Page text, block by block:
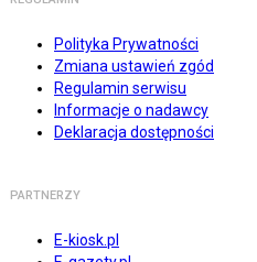
Polityka Prywatności
Zmiana ustawień zgód
Regulamin serwisu
Informacje o nadawcy
Deklaracja dostępności
PARTNERZY
E-kiosk.pl